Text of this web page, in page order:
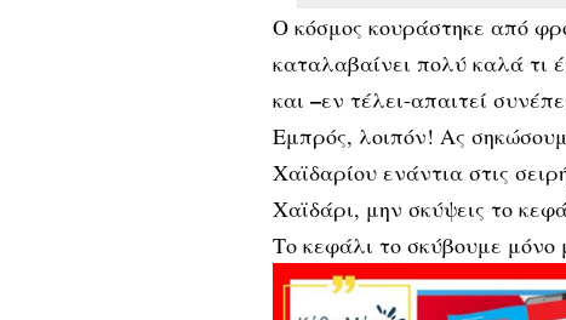
Ο κόσμος κουράστηκε από
καταλαβαίνει πολύ καλά τι
και –εν τέλει-απαιτεί
Εμπρός, λοιπόν! Ας
Χαϊδαρίου ενάντια στις
Χαϊδάρι, μην σκύψεις το
Το κεφάλι το σκύβουμε